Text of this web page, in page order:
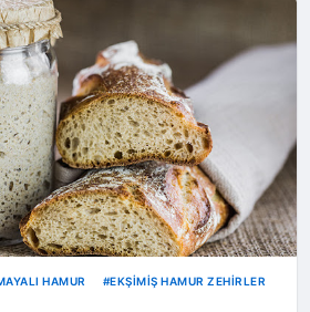
HAMUR
EKŞIMIŞ HAMUR ZEHIRLER